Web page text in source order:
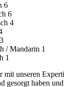
6
6
4
3
/ Mandarin 1
1
mit unseren
gesorgt haben